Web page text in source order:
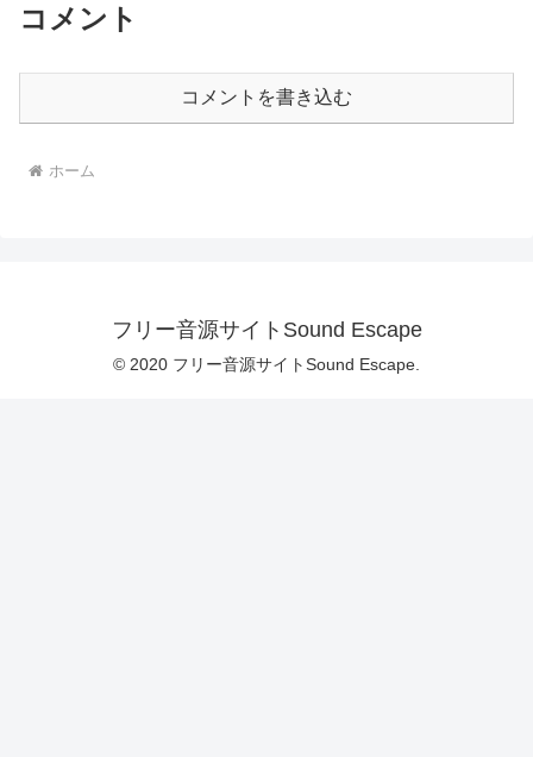
コメント
コメントを書き込む
ホーム
フリー音源サイトSound Escape
© 2020 フリー音源サイトSound Escape.